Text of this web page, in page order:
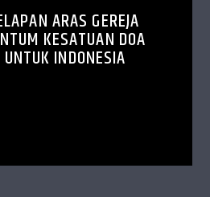
ARAS GEREJA
KESATUAN DOA
INDONESIA